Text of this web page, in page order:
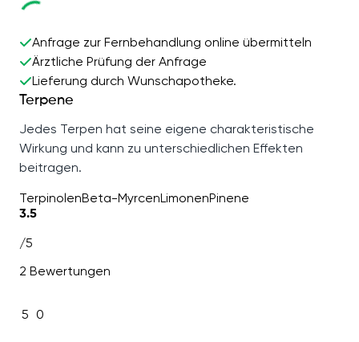
Anfrage zur Fernbehandlung online übermitteln
Ärztliche Prüfung der Anfrage
Lieferung durch Wunschapotheke.
Terpene
Jedes Terpen hat seine eigene charakteristische
Wirkung und kann zu unterschiedlichen Effekten
beitragen.
TerpinolenBeta-MyrcenLimonenPinene
3.5
/5
2 Bewertungen
5 0